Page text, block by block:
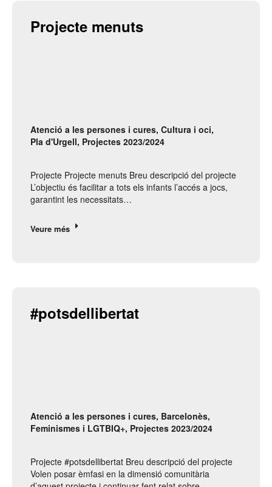
Projecte menuts
Atenció a les persones i cures, Cultura i oci,
Pla d'Urgell, Projectes 2023/2024
Projecte Projecte menuts Breu descripció del projecte
L’objectiu és facilitar a tots els infants l’accés a jocs,
garantint les necessitats…
Veure més
#potsdellibertat
Atenció a les persones i cures, Barcelonès,
Feminismes i LGTBIQ+, Projectes 2023/2024
Projecte #potsdellibertat Breu descripció del projecte
Volen posar èmfasi en la dimensió comunitària